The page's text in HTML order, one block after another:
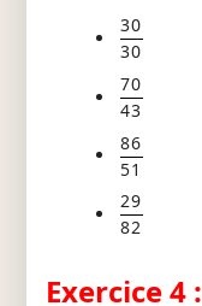
30
30
70
43
86
51
29
82
Exercice 4